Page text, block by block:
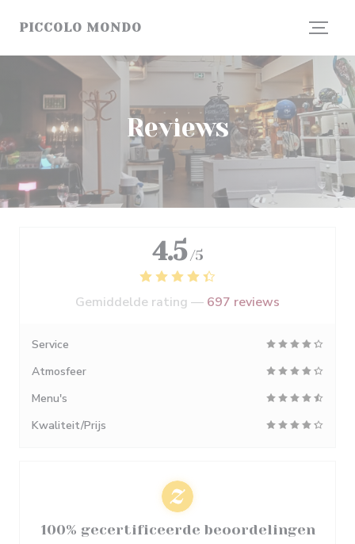
PICCOLO MONDO
Reviews
4.5 /5
Gemiddelde rating — 697 reviews
Service
Atmosfeer
Menu's
Kwaliteit/Prijs
100% gecertificeerde beoordelingen